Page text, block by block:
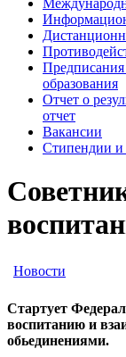
Предписания
образования
Отчет о
отчет
Вакансии
Стипендии
Новости
Стартует
воспитанию и
обьединениями.